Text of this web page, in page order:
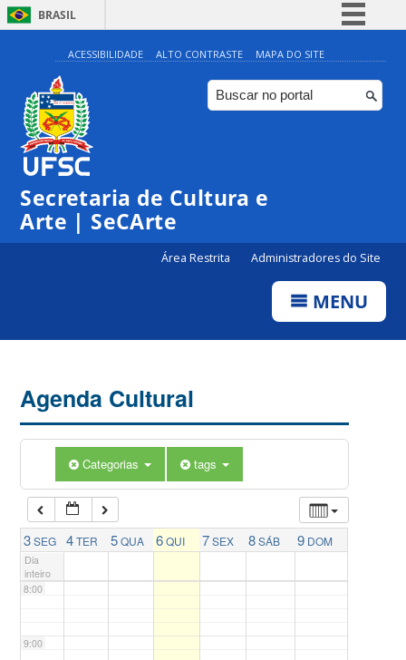
BRASIL
Simplifique!
Comunica BR
Participe
ACESSIBILIDADE ALTO CONTRASTE MAPA DO SITE
Secretaria de Cultura e
Arte | SeCArte
Área Restrita Administradores do Site
MENU
Agenda Cultural
Categorias tags
3SEG 4TER 5QUA 6QUI 7SEX 8SÁB 9 DOM
Dia
inteiro
0:00
1:00
5:00
7:00
8:00
9:00